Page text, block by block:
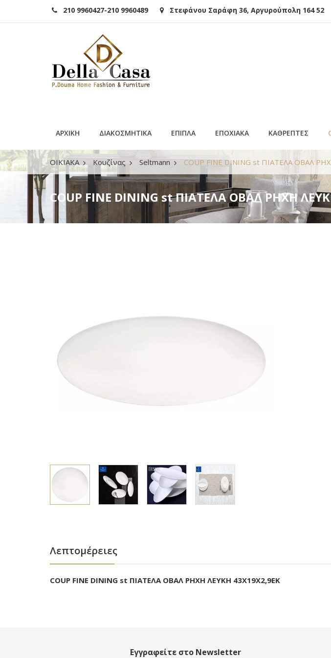
210 9960427-210 9960489 Στεφάνου Σαράφη 36, Αργυρούπολη 164 52
ΑΡΧΙΚΗ ΔΙΑΚΟΣΜΗΤΙΚΑ ΕΠΙΠΛΑ ΕΠΟΧΙΑΚΑ ΚΑΘΡΕΠΤΕΣ
ΟΙΚΙΑΚΑ Κουζίνας Seltmann COUP FINE DINING st ΠΙΑΤΕΛΑ ΟΒΑΛ
COUP FINE DINING st ΠΙΑΤΕΛΑ ΟΒΑΛ ΡΗΧΗ
Λεπτομέρειες
COUP FINE DINING st ΠΙΑΤΕΛΑ ΟΒΑΛ ΡΗΧΗ ΛΕΥΚΗ 43Χ19Χ2,9ΕΚ
Εγγραφείτε στο Newsletter